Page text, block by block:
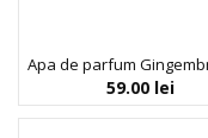
59.00 lei